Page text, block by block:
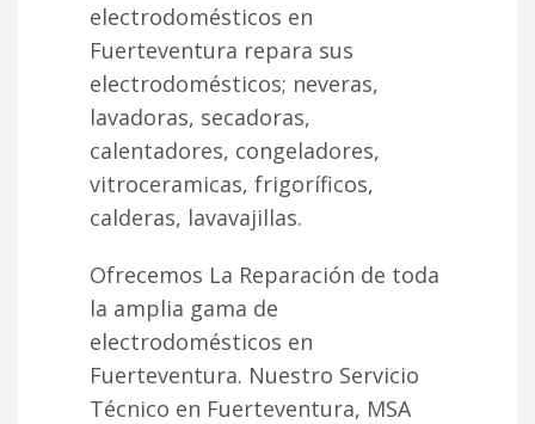
electrodomésticos en
Fuerteventura repara sus
electrodomésticos; neveras,
lavadoras, secadoras,
calentadores, congeladores,
vitroceramicas, frigoríficos,
calderas, lavavajillas.
Ofrecemos La Reparación de toda
la amplia gama de
electrodomésticos en
Fuerteventura. Nuestro Servicio
Técnico en Fuerteventura, MSA